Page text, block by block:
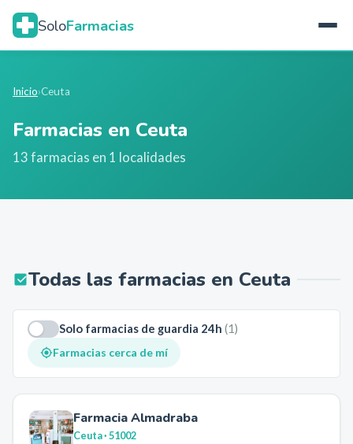
SoloFarmacias
Inicio›Ceuta
Farmacias en Ceuta
13farmacias en 1 localidades
Todas las farmacias en Ceuta
Solo farmacias de guardia 24h (1)
Farmacias cerca de mí
Farmacia Almadraba
Ceuta· 51002